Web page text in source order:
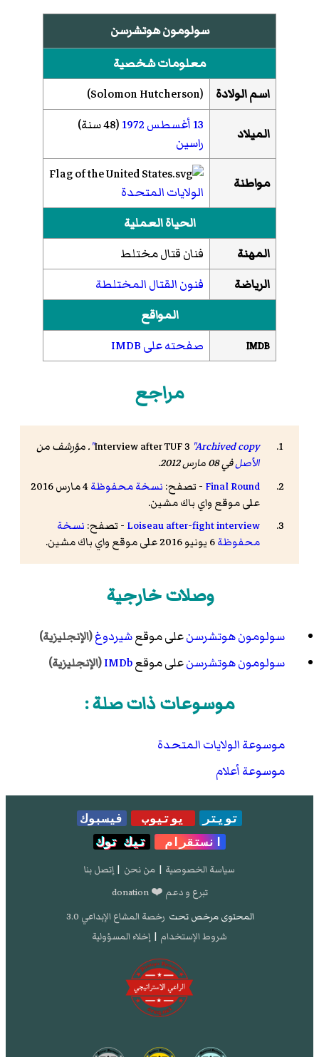
سولومون هوتشرسن
معلومات شخصية
اسم الولادة
(
Solomon Hutcherson
)‏
الميلاد 13 أغسطس 1972(48 سنة)
راسين
مواطنة
الولايات المتحدة
الحياة العملية
المهنة
فنان قتال مختلط
الرياضة
فنون القتال المختلطة
المواقع
IMDB صفحته على IMDB
مراجع
Interview after TUF 3 "Archived copy"
. مؤرشف من
الأصلفي 08 مارس 2012
.
Final Round - تصفح: نسخة محفوظة
4 مارس 2016
على موقع واي باك مشين.
Loiseau after-fight interview - تصفح: نسخة
محفوظة
وصلات خارجية
سولومون هوتشرسنعلى موقعشيردوغ(الإنجليزية)
سولومون هوتشرسنعلى موقعIMDb(الإنجليزية)
موسوعات ذات صلة :
موسوعة الولايات المتحدة
موسوعة أعلام
تويتر يوتيوب
فيسبوك
انستقرام
تيك توك
سياسة الخصوصية | من نحن | إتصل بنا
تبرع و دعم ❤️ donation
المحتوى مرخص تحت رخصة المشاع الإبداعي 3.0
شروط الإستخدام | إخلاء المسؤولية